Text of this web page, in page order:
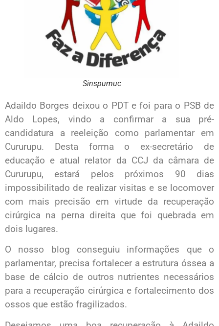
Sinspumuc
Adaildo Borges deixou o PDT e foi para o PSB de
Aldo Lopes, vindo a confirmar a sua pré-
candidatura a reeleição como parlamentar em
Cururupu. Desta forma o ex-secretário de
educação e atual relator da CCJ da câmara de
Cururupu, estará pelos próximos 90 dias
impossibilitado de realizar visitas e se locomover
com mais precisão em virtude da recuperação
cirúrgica na perna direita que foi quebrada em
dois lugares.
O nosso blog conseguiu informações que o
parlamentar, precisa fortalecer a estrutura óssea a
base de cálcio de outros nutrientes necessários
para a recuperação cirúrgica e fortalecimento dos
ossos que estão fragilizados.